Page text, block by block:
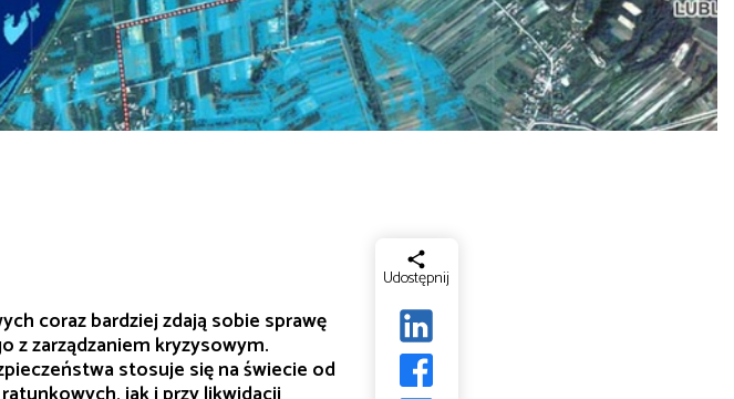
coraz bardziej zdają sobie sprawę
z zarządzaniem kryzysowym.
stosuje się na świecie od
Udostępnij